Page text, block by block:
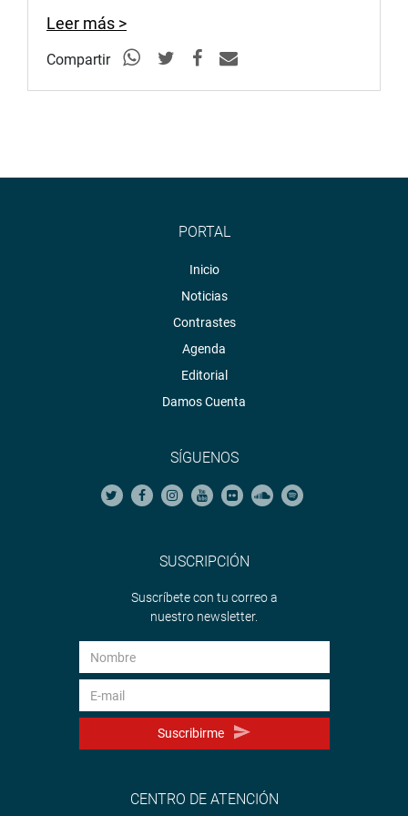
Leer más >
Compartir
PORTAL
Inicio
Noticias
Contrastes
Agenda
Editorial
Damos Cuenta
SÍGUENOS
SUSCRIPCIÓN
Suscríbete con tu correo a
nuestro newsletter.
Suscribirme
CENTRO DE ATENCIÓN